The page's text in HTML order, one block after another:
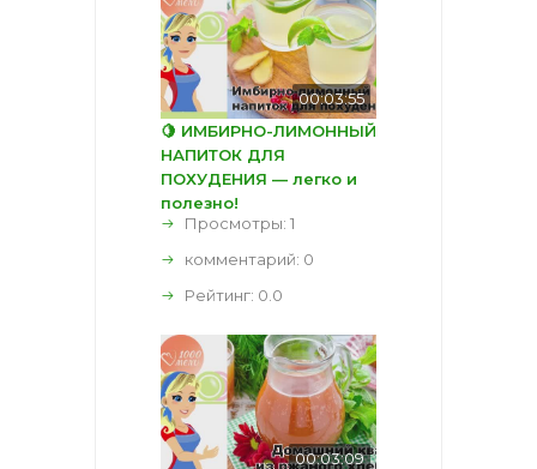
00:03:55
🍋 ИМБИРНО-ЛИМОННЫЙ
НАПИТОК ДЛЯ
ПОХУДЕНИЯ — легко и
полезно!
Просмотры: 1
комментарий: 0
Рейтинг: 0.0
00:03:09